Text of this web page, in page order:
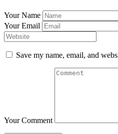
Your Name
Your Email
Save my name, email, and
Your Comment